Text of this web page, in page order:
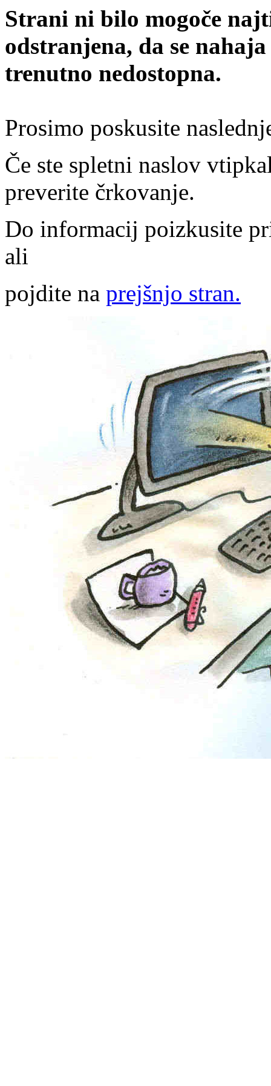
Strani ni bilo mogoče
odstranjena, da se
trenutno nedostopna.
Prosimo poskusite
Če ste spletni naslov
preverite črkovanje.
Do informacij poizkusite
ali
pojdite na prejšnjo stran.